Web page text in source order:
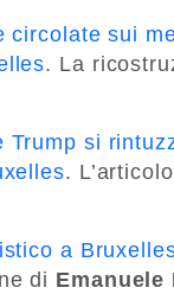
circolate sui
. La
Trump si
.
a
di Emanuele